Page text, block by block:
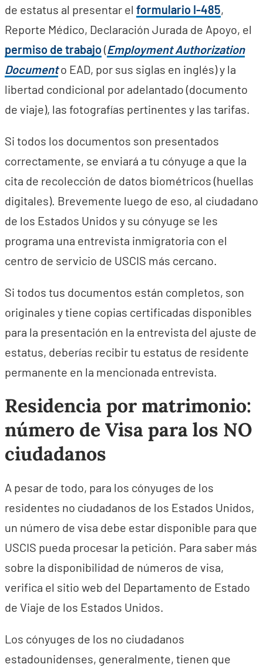
de estatus al presentar el formulario I-485,
Reporte Médico, Declaración Jurada de Apoyo, el
permiso de trabajo(Employment Authorization
Documento EAD, por sus siglas en inglés) y la
libertad condicional por adelantado (documento
de viaje), las fotografías pertinentes y las tarifas.
Si todos los documentos son presentados
correctamente, se enviará a tu cónyuge a que la
cita de recolección de datos biométricos (huellas
digitales). Brevemente luego de eso, al ciudadano
de los Estados Unidos y su cónyuge se les
programa una entrevista inmigratoria con el
centro de servicio de USCIS más cercano.
Si todos tus documentos están completos, son
originales y tiene copias certificadas disponibles
para la presentación en la entrevista del ajuste de
estatus, deberías recibir tu estatus de residente
permanente en la mencionada entrevista.
Residencia por matrimonio:
número de Visa para los NO
ciudadanos
A pesar de todo, para los cónyuges de los
residentes no ciudadanos de los Estados Unidos,
un número de visa debe estar disponible para que
USCIS pueda procesar la petición. Para saber más
sobre la disponibilidad de números de visa,
verifica el sitio web del Departamento de Estado
de Viaje de los Estados Unidos.
Los cónyuges de los no ciudadanos
estadounidenses, generalmente, tienen que